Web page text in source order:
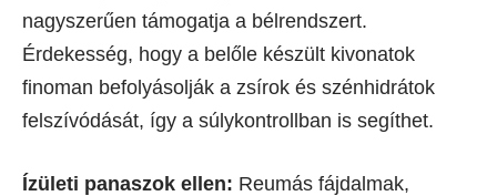
nagyszerűen támogatja a bélrendszert.
Érdekesség, hogy a belőle készült kivonatok
finoman befolyásolják a zsírok és szénhidrátok
felszívódását, így a súlykontrollban is segíthet.
Ízületi panaszok ellen: Reumás fájdalmak,